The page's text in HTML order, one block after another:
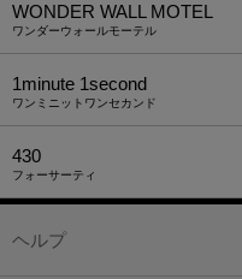
WONDER WALL MOTEL
ワンダーウォールモーテル
1minute​ 1second
ワンミニットワンセカンド
430
フォーサーティ
ヘルプ